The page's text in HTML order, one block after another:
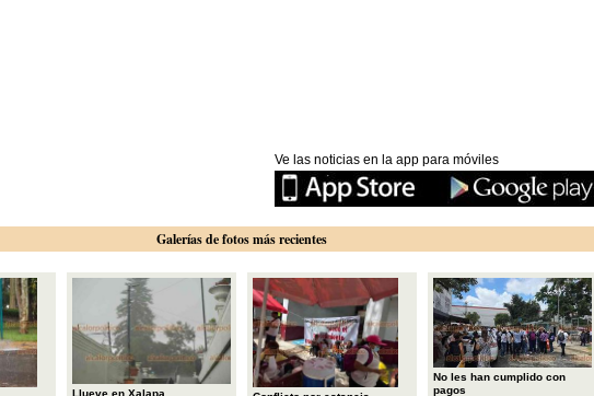
Ve las noticias en la app para móviles
Galerías de fotos más recientes
Llueve en Xalapa
No les han cumplido con
pagos